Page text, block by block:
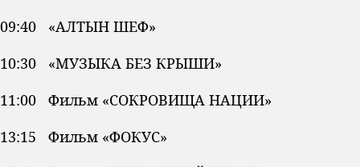
09:40 «АЛТЫН ШЕФ»
10:30 «МУЗЫКА БЕЗ КРЫШИ»
11:00 Фильм «СОКРОВИЩА НАЦИИ»
13:15 Фильм «ФОКУС»